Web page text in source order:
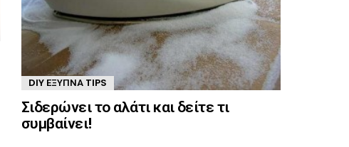
DIY ΈΞΥΠΝΑ TIPS
Σιδερώνει το αλάτι και δείτε τι
συμβαίνει!